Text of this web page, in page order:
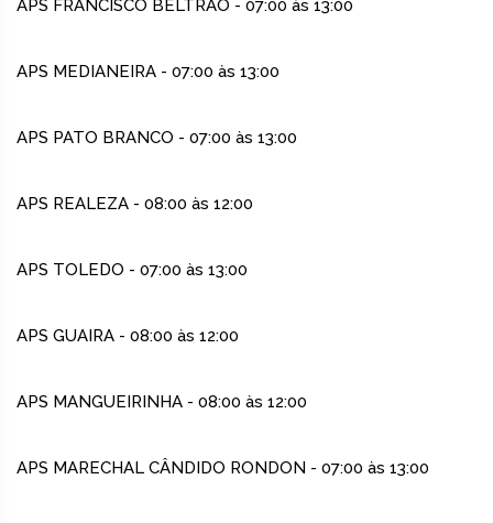
APS FRANCISCO BELTRÃO - 07:00 às 13:00
APS MEDIANEIRA - 07:00 às 13:00
APS PATO BRANCO - 07:00 às 13:00
APS REALEZA - 08:00 às 12:00
APS TOLEDO - 07:00 às 13:00
APS GUAIRA - 08:00 às 12:00
APS MANGUEIRINHA - 08:00 às 12:00
APS MARECHAL CÂNDIDO RONDON - 07:00 às 13:00